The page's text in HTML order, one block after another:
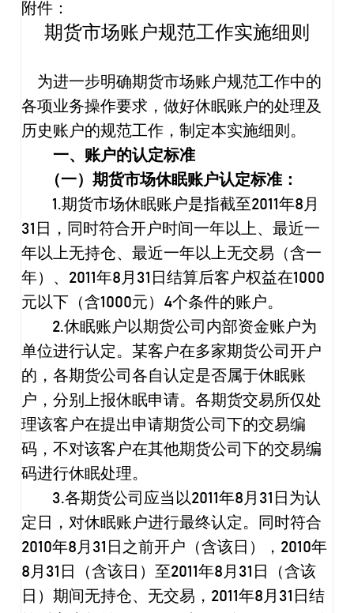
附件：
期货市场账户规范工作实施细则
为进一步明确期货市场账户规范工作中的
各项业务操作要求，做好休眠账户的处理及
历史账户的规范工作，制定本实施细则。
一、账户的认定标准
（一）期货市场休眠账户认定标准：
1.期货市场休眠账户是指截至 2011年8 月
31 日，同时符合开户时间一年以上、最近一
年以上无持仓、最近一年以上无交易（含一
年）、 2011年8 月 31 日结算后客户权益在1000
元以下（含1000元） 4个条件的账户。
2.休眠账户以期货公司内部资金账户为
单位进行认定。某客户在多家期货公司开户
的，各期货公司各自认定是否属于休眠账
户，分别上报休眠申请。各期货交易所仅处
理该客户在提出申请期货公司下的交易编
码，不对该客户在其他期货公司下的交易编
码进行休眠处理。
3.各期货公司应当以2011年8 月 31 日为认
定日，对休眠账户进行最终认定。同时符合
2010年8 月 31 日之前开户（含该日）， 2010年
8 月 31 日（含该日）至 2011年8 月 31 日（含该
日）期间无持仓、无交易， 2011年8 月 31 日结